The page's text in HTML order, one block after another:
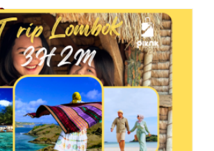
Lihat Detail